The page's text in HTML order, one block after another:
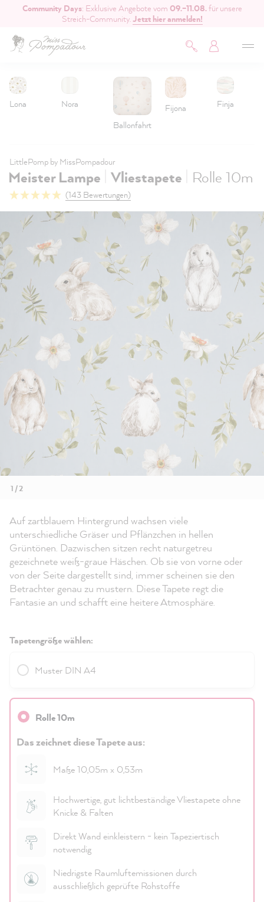
springen
Community Days: Exklusive Angebote vom 09.–11.08.für unsere
Streich-Community.Jetzt hier anmelden!
Lona
Nora
Ballonfahrt
Fijona Finja
LittlePomp by MissPompadour
Meister Lampe Vliestapete Rolle 10m
(143 Bewertungen)
1 / 2
Auf zartblauem Hintergrund wachsen viele
unterschiedliche Gräser und Pflänzchen in hellen
Grüntönen. Dazwischen sitzen recht naturgetreu
gezeichnete weiß-graue Häschen. Ob sie von vorne oder
von der Seite dargestellt sind, immer scheinen sie den
Betrachter genau zu mustern. Diese Tapete regt die
Fantasie an und schafft eine heitere Atmosphäre.
Tapetengröße wählen:
Muster DIN A4
Rolle 10m
Das zeichnet diese Tapete aus:
Maße 10,05m x 0,53m
Hochwertige, gut lichtbeständige Vliestapete ohne
Knicke & Falten
Direkt Wand einkleistern - kein Tapeziertisch
notwendig
Niedrigste Raumluftemissionen durch
ausschließlich geprüfte Rohstoffe